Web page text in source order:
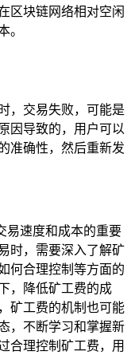
区块链网络相对空闲
。
，交易失败，可能是
因导致的，用户可以
准确性，然后重新发
易速度和成本的重要
时，需要深入了解矿
何合理控制等方面的
，降低矿工费的成
矿工费的机制也可能
，不断学习和掌握新
合理控制矿工费，用